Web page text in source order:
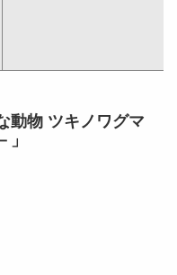
動物 ツキノワグマ